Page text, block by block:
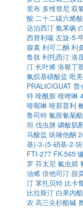
里布 多维替尼 双
酸 二十二碳六烯酸
达泊西汀 氨苯砜
西替利嗪 左旋-5-
腺素 利可二酮 利
鲁肽 利托西汀 洛
汀 长叶烯 洛哌丁
氟烷基磺酸盐 吡
PRALICIGUAT 普
特 喹酰胺 喹唑啉
喹喔啉 喹那普利
鲁司特 氟胺氰菊酯
坦 伐虫脒 磷酸肌
马酸盐 呋喃他酮
基)-3-(5-硝基-2-
FTI-277 FK-565
罗 芬太尼 氟虫腈
油烯 倍他司汀 甜
汀 苯扎贝特 比卡
比拉斯汀 白果内酯
农 高三尖杉酯碱